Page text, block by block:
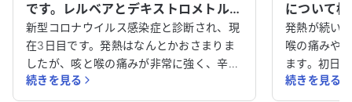
です。レルベアとデキストロメトルフ
ァン、フスコデの併用について教え
てください。
新型コロナウイルス感染症と診断され、現
在3日目です。発熱はなんとかおさまりま
したが、咳と喉の痛みが非常に強く、辛い
状況です。 現在、咳止めや抗炎症剤、コロ
ナ治療薬を服用しており、併用が問題ない
続きを見る
について
発熱が続い
喉の痛みや
ます。初日
したが、コ
した。処方
続きを見る